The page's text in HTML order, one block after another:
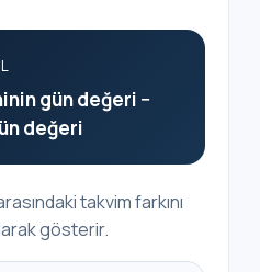
gün değeri −
değeri
takvim farkını
gösterir.